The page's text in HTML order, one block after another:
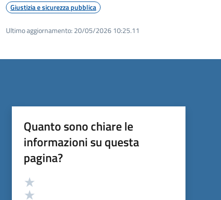
Giustizia e sicurezza pubblica
Ultimo aggiornamento: 20/05/2026 10:25.11
Quanto sono chiare le
informazioni su questa
pagina?
Valutazione